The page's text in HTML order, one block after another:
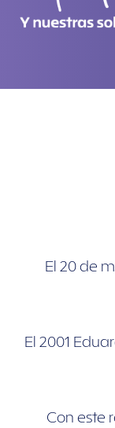
El 20 de
El 2001
Con este